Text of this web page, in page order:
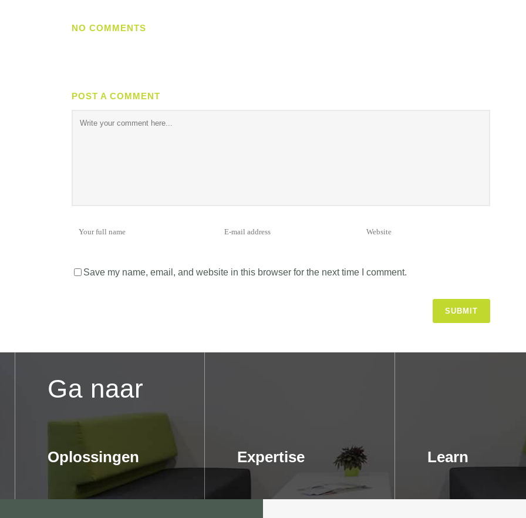
NO COMMENTS
POST A COMMENT
Save my name, email, and website in this browser for the next time I comment.
Ga naar
Oplossingen Expertise Learn